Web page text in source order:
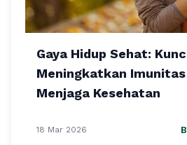
Gaya Hidup Sehat:
Meningkatkan Imunitas
Menjaga Kesehatan
18 Mar 2026